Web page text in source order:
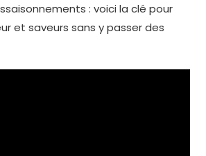
: voici la clé pour
et saveurs sans y passer des